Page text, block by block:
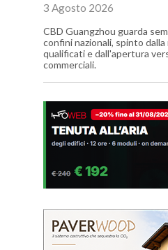
3 Agosto 2026
CBD Guangzhou guarda
confini nazionali, spinto
qualificati e dall'apertura
commerciali.